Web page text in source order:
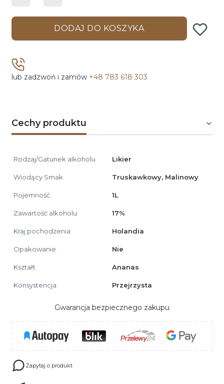
DODAJ DO KOSZYKA
lub zadzwoń i zamów +48 783 618 303
Cechy produktu
Rodzaj/Gatunek alkoholu Likier
Wiodący Smak Truskawkowy, Malinowy
Pojemność 1L
Zawartość alkoholu 17%
Kraj pochodzenia Holandia
Opakowanie Nie
Kształt Ananas
Konsystencja Przejrzysta
Gwarancja bezpiecznego zakupu
Zapytaj o produkt